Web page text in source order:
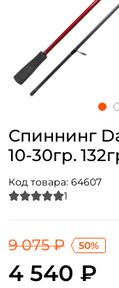
Спиннинг
10-30гр.
Код товара: 64607
1
4 540 ₽
9 075 ₽ 50%